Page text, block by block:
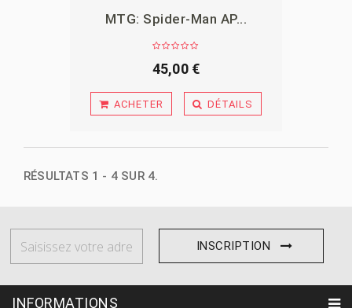
APERÇU
MTG: Spider-Man AP...
45,00 €
ACHETER DÉTAILS
RÉSULTATS 1 - 4 SUR 4.
INSCRIPTION
INFORMATIONS